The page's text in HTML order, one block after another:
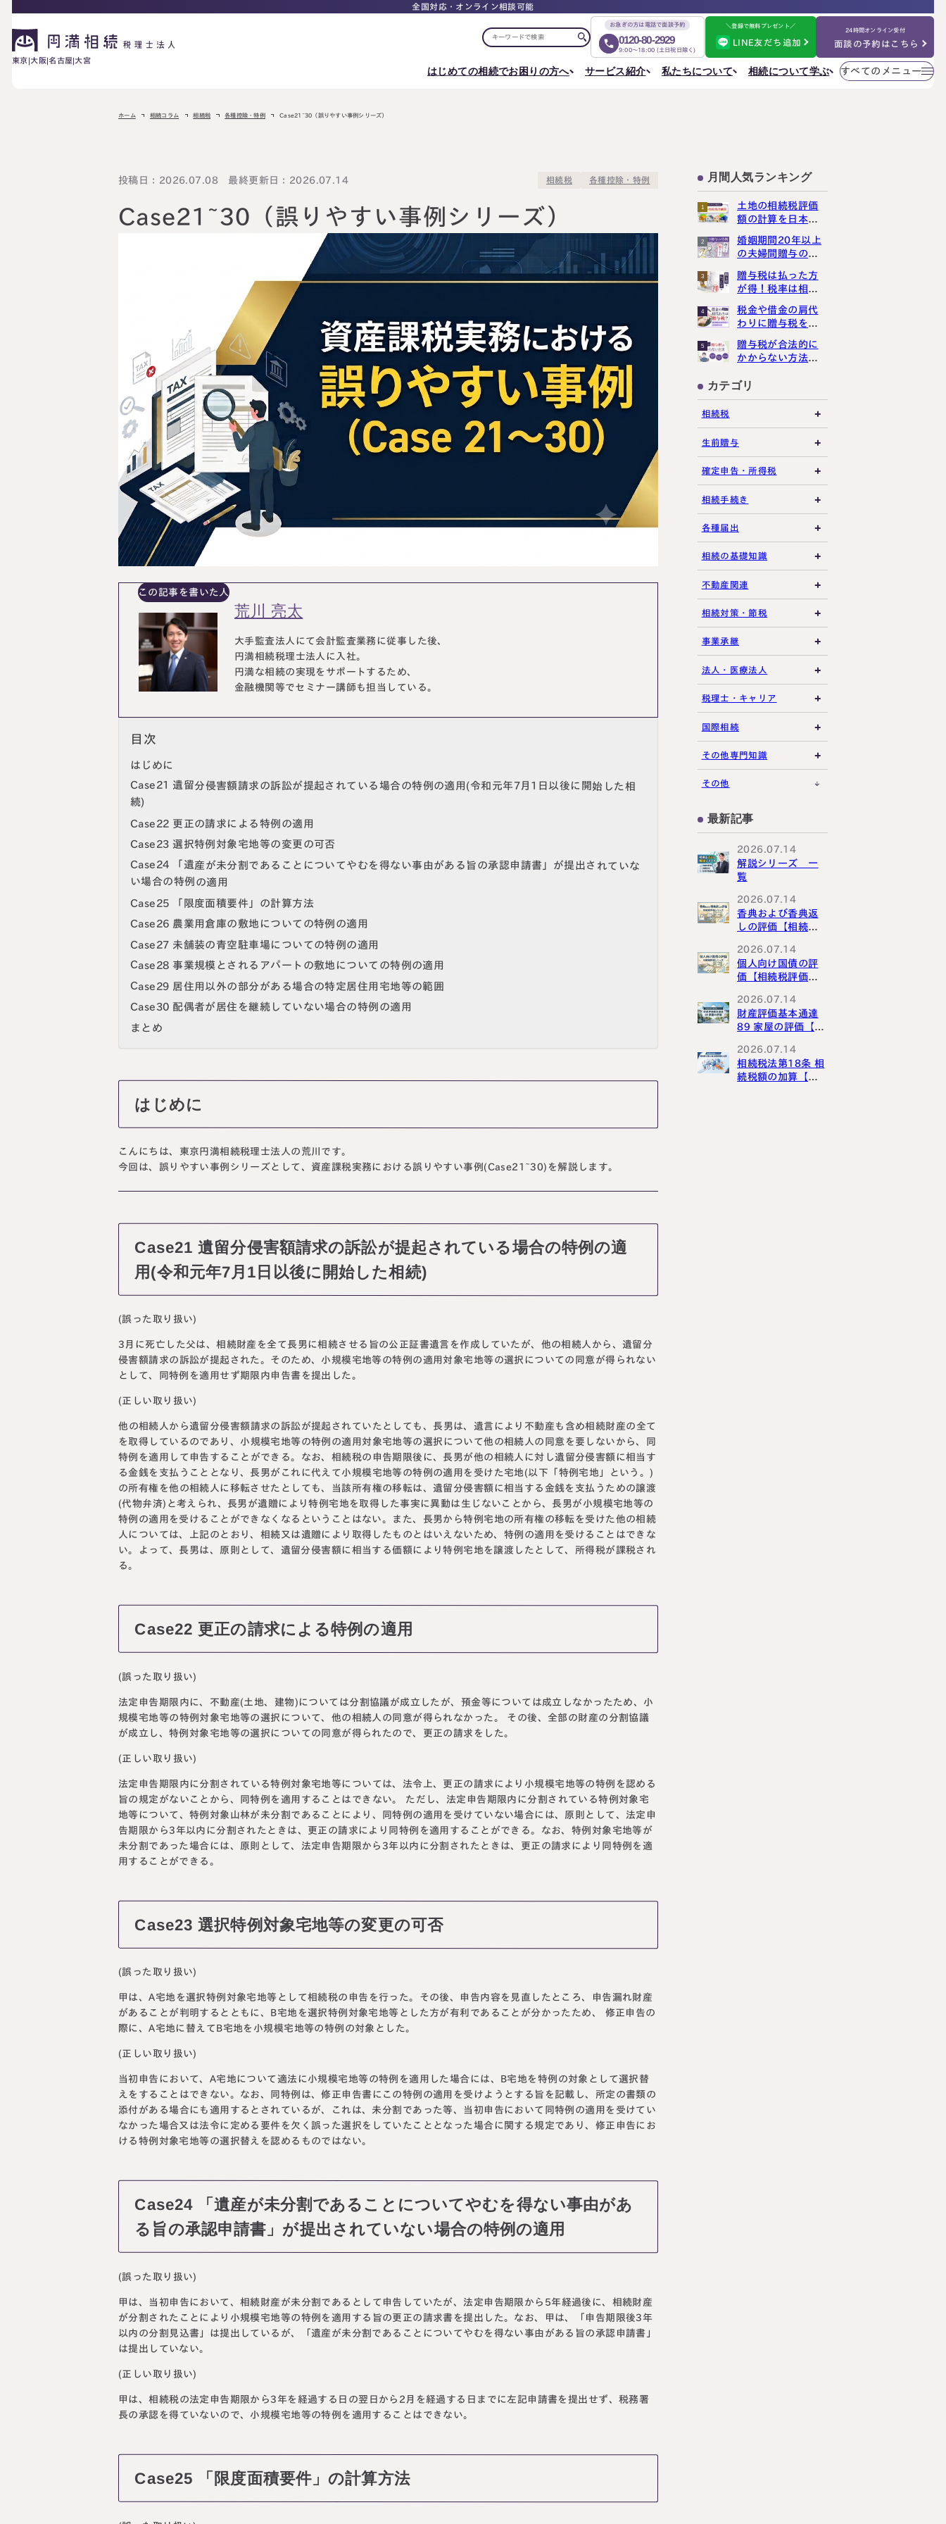
全国対応・オンライン相談可能
東京 大阪 名古屋 大宮
お急ぎの方は電話で面談予約
0120-80-2929
9:00～18:00 (土日祝日除く)
＼登録で無料プレゼント／
LINE友だち追加
24時間オンライン受付
面談の予約はこちら
はじめての相続でお困りの方へ
詳しく見る
サービス紹介
相続に備えたい方へ
生前対策相談について 相続税試算について
私たちについて
大阪府大阪市北区角田町8番47号
阪急グランドビル20階
名古屋事務所
〒450-0002
愛知県名古屋市中村区名駅三丁目28番12号
大名古屋ビルヂング25階
Access
〒330-0854
埼玉県さいたま市大宮区桜木町一丁目195番地1
大宮ソラミチKOZ4階
Access
相続について学ぶ すべてのメニュー
メニューを
閉じる
相続が発生した方へ
相続税申告に
ご相談の流れ 料金表
相続税試算につ
料金表
大阪事務所
大宮事務所
はじめての相続でお困りの方へ
はじめての方へ
相続について学ぶ
相続コラム
円満相続塾（受講生募集中）
その他のメニュー
採用サイト
お知らせ
社員日記
お急ぎの方は電話で面談予約
0120-80-2929
9:00～18:00 (土日祝日除く)
面談予約・お問い合わせ
LINE友だち追加 登録で無料プレゼント
ホーム 相続コラム 相続税 各種控除・特例 Case21~30（誤りやすい事例シリーズ）
投稿日：2026.07.08 最終更新日：2026.07.14 相続税 各種控除・特例
Case21~30（誤りやすい事例シリーズ）
この記事を書いた人
荒川 亮太
大手監査法人にて会計監査業務に従事した後、
円満相続税理士法人に入社。
円満な相続の実現をサポートするため、
金融機関等でセミナー講師も担当している。
目次
はじめに
Case21 遺留分侵害額請求の訴訟が提起されている場合の特例の適用(令和元年7月1日以後に開始した相
続)
Case22 更正の請求による特例の適用
Case23 選択特例対象宅地等の変更の可否
Case24 「遺産が未分割であることについてやむを得ない事由がある旨の承認申請書」が提出されていな
い場合の特例の適用
Case25 「限度面積要件」の計算方法
Case26 農業用倉庫の敷地についての特例の適用
Case27 未舗装の青空駐車場についての特例の適用
Case28 事業規模とされるアパートの敷地についての特例の適用
Case29 居住用以外の部分がある場合の特定居住用宅地等の範囲
Case30 配偶者が居住を継続していない場合の特例の適用
まとめ
はじめに
こんにちは、東京円満相続税理士法人の荒川です。
今回は、 誤りやすい事例シリーズとして、資産課税実務における誤りやすい事例(Case21~30)を解説します。
Case21 遺留分侵害額請求の訴訟が提起されている場合の特例の適
用(令和元年7月1日以後に開始した相続)
(誤った取り扱い)
3月に死亡した父は、相続財産を全て長男に相続させる旨の公正証書遺言を作成していたが、他の相続人から、遺留分
侵害額請求の訴訟が提起された。そのため、小規模宅地等の特例の適用対象宅地等の選択についての同意が得られない
として、同特例を適用せず期限内申告書を提出した。
(正しい取り扱い)
他の相続人から遺留分侵害額請求の訴訟が提起されていたとしても、長男は、遺言により不動産も含め相続財産の全て
を取得しているのであり、小規模宅地等の特例の適用対象宅地等の選択について他の相続人の同意を要しないから、同
特例を適用して申告することができる。なお、相続税の申告期限後に、長男が他の相続人に対し遺留分侵害額に相当す
る金銭を支払うこととなり、長男がこれに代えて小規模宅地等の特例の適用を受けた宅地(以下「特例宅地」という。)
の所有権を他の相続人に移転させたとしても、当該所有権の移転は、遺留分侵害額に相当する金銭を支払うための譲渡
(代物弁済)と考えられ、長男が遺贈により特例宅地を取得した事実に異動は生じないことから、長男が小規模宅地等の
特例の適用を受けることができなくなるということはない。また、長男から特例宅地の所有権の移転を受けた他の相続
人については、上記のとおり、相続又は遺贈により取得したものとはいえないため、特例の適用を受けることはできな
い。よって、長男は、原則として、遺留分侵害額に相当する価額により特例宅地を譲渡したとして、所得税が課税され
る。
Case22 更正の請求による特例の適用
(誤った取り扱い)
法定申告期限内に、不動産(土地、建物)については分割協議が成立したが、預金等については成立しなかったため、小
規模宅地等の特例対象宅地等の選択について、他の相続人の同意が得られなかった。 その後、全部の財産の分割協議
が成立し、特例対象宅地等の選択についての同意が得られたので、更正の請求をした。
(正しい取り扱い)
法定申告期限内に分割されている特例対象宅地等については、法令上、更正の請求により小規模宅地等の特例を認める
旨の規定がないことから、同特例を適用することはできない。 ただし、法定申告期限内に分割されている特例対象宅
地等について、特例対象山林が未分割であることにより、同特例の適用を受けていない場合には、原則として、法定申
告期限から3年以内に分割されたときは、更正の請求により同特例を適用することができる。なお、特例対象宅地等が
未分割であった場合には、原則として、法定申告期限から3年以内に分割されたときは、更正の請求により同特例を適
用することができる。
Case23 選択特例対象宅地等の変更の可否
(誤った取り扱い)
甲は、A宅地を選択特例対象宅地等として相続税の申告を行った。その後、申告内容を見直したところ、申告漏れ財産
があることが判明するとともに、B宅地を選択特例対象宅地等とした方が有利であることが分かったため、 修正申告の
際に、A宅地に替えてB宅地を小規模宅地等の特例の対象とした。
(正しい取り扱い)
当初申告において、A宅地について適法に小規模宅地等の特例を適用した場合には、B宅地を特例の対象として選択替
えをすることはできない。なお、同特例は、修正申告書にこの特例の適用を受けようとする旨を記載し、所定の書類の
添付がある場合にも適用するとされているが、これは、未分割であった等、当初申告において同特例の適用を受けてい
なかった場合又は法令に定める要件を欠く誤った選択をしていたこととなった場合に関する規定であり、修正申告にお
ける特例対象宅地等の選択替えを認めるものではない。
Case24 「遺産が未分割であることについてやむを得ない事由があ
る旨の承認申請書」が提出されていない場合の特例の適用
(誤った取り扱い)
甲は、当初申告において、相続財産が未分割であるとして申告していたが、法定申告期限から5年経過後に、相続財産
が分割されたことにより小規模宅地等の特例を適用する旨の更正の請求書を提出した。なお、甲は、「申告期限後3年
以内の分割見込書」は提出しているが、「遺産が未分割であることについてやむを得ない事由がある旨の承認申請書」
は提出していない。
(正しい取り扱い)
甲は、相続税の法定申告期限から3年を経過する日の翌日から2月を経過する日までに左記申請書を提出せず、税務署
長の承認を得ていないので、小規模宅地等の特例を適用することはできない。
Case25 「限度面積要件」の計算方法
月間人気ランキング
1
土地の相続税評価
額の計算を日本一
しました
2
婚姻期間20年以上
の夫婦間贈与の特
まっせ
3
贈与税は払った方
が得！税率は相続
です！
4
税金や借金の肩代
わりに贈与税をか
ポイント
5
贈与税が合法的に
かからない方法３
もばれる？】
カテゴリ
相続税
相続税の基礎知識
税務調査・申告実務
各種控除・特例
生前贈与
贈与税の基礎知識
贈与の特例制度
生前贈与
その他贈与関連
確定申告・所得税
譲渡所得
その他所得税
相続手続き
遺言書
遺留分
遺産分割
相続登記・名義変更
相続放棄・限定承認
相続手続き全般
各種届出
税金の納付
死亡届・届出関連
延納・物納
相続の基礎知識
法定相続人・法定相続
分
相続財産
特別縁故者
特別受益・寄与分
不動産関連
建物・マンション評価
土地の評価
借地権・貸家
その他不動産
相続対策・節税
養子縁組・家族信託
生命保険活用
小規模企業共済
不動産活用
その他の相続対策
事業承継
非上場株式評価
自己株式・株式取得
種類株式・名義株
役員関連
事業承継税制
M&A・株式承継
法人・医療法人
社団法人
合同会社・持分会社
医療法人
税理士・キャリア
税理士選び・相談
税理士試験
税理士キャリア
採用・福利厚生
国際相続
米国関連
海外不動産
国際相続の基礎
その他専門知識
事例紹介
プロ向け情報
その他
最新記事
2026.07.14
解説シリーズ 一
覧
2026.07.14
香典および香典返
しの評価【相続税
2026.07.14
個人向け国債の評
価【相続税評価シ
2026.07.14
財産評価基本通達
89 家屋の評価【財
説シリーズ】
2026.07.14
相続税法第18条 相
続税額の加算【相